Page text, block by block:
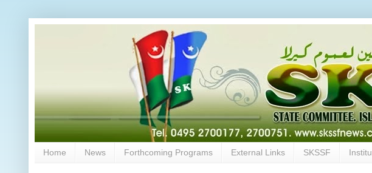
Home News Forthcoming Programs External Links SKSSF